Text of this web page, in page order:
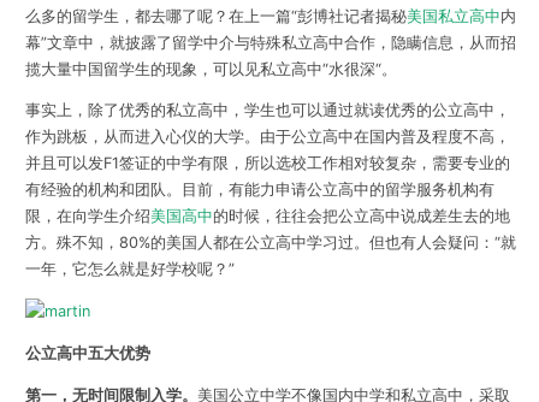
么多的留学生，都去哪了呢？在上一篇“彭博社记者揭秘美国私立高中内
幕”文章中，就披露了留学中介与特殊私立高中合作，隐瞒信息，从而招
揽大量中国留学生的现象，可以见私立高中“水很深“。
事实上，除了优秀的私立高中，学生也可以通过就读优秀的公立高中，
作为跳板，从而进入心仪的大学。由于公立高中在国内普及程度不高，
并且可以发F1签证的中学有限，所以选校工作相对较复杂，需要专业的
有经验的机构和团队。目前，有能力申请公立高中的留学服务机构有
限，在向学生介绍美国高中的时候，往往会把公立高中说成差生去的地
方。殊不知， 80%的美国人都在公立高中学习过。 但也有人会疑问：“就
一年，它怎么就是好学校呢？”
公立高中五大优势
第一，无时间限制入学。 美国公立中学不像国内中学和私立高中，采取